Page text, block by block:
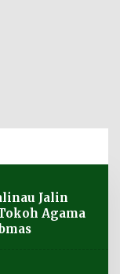
Jalin
Agama